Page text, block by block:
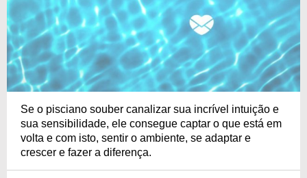
Se o pisciano souber canalizar sua incrível intuição e
sua sensibilidade, ele consegue captar o que está em
volta e com isto, sentir o ambiente, se adaptar e
crescer e fazer a diferença.